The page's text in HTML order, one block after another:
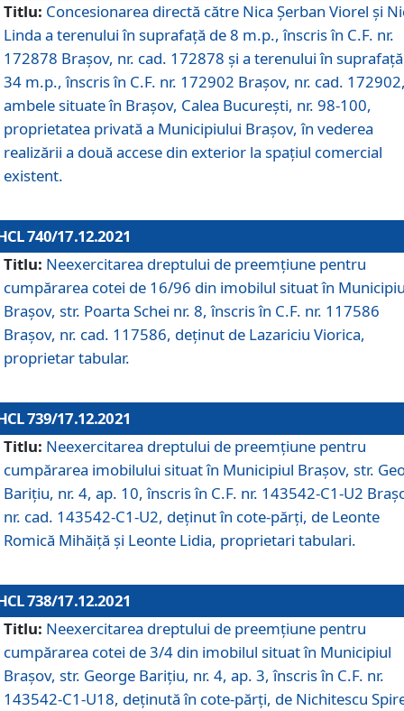
Titlu: Concesionarea directă către Nica Șerban Viorel și
Linda a terenului în suprafață de 8 m.p., înscris în C.F. nr.
172878 Brașov, nr. cad. 172878 și a terenului în
34 m.p., înscris în C.F. nr. 172902 Brașov, nr. cad.
ambele situate în Brașov, Calea București, nr. 98-100,
proprietatea privată a Municipiului Brașov, în vederea
realizării a două accese din exterior la spațiul comercial
existent.
740/17.12.2021
Titlu: Neexercitarea dreptului de preemţiune pentru
cumpărarea cotei de 16/96 din imobilul situat în
Braşov, str. Poarta Schei nr. 8, înscris în C.F. nr. 117586
Brașov, nr. cad. 117586, deținut de Lazariciu Viorica,
proprietar tabular.
739/17.12.2021
Titlu: Neexercitarea dreptului de preemţiune pentru
cumpărarea imobilului situat în Municipiul Braşov, str.
Barițiu, nr. 4, ap. 10, înscris în C.F. nr. 143542-C1-U2
nr. cad. 143542-C1-U2, deținut în cote-părți, de Leonte
Romică Mihăiță și Leonte Lidia, proprietari tabulari.
738/17.12.2021
Titlu: Neexercitarea dreptului de preemţiune pentru
cumpărarea cotei de 3/4 din imobilul situat în Municipiul
Braşov, str. George Barițiu, nr. 4, ap. 3, înscris în C.F. nr.
143542-C1-U18, deținută în cote-părți, de Nichitescu